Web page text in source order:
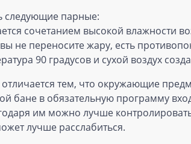
следующие парные:
сочетанием высокой влажности
не переносите жару, есть
90 градусов и сухой воздух
тем, что окружающие
бане в обязательную программу
им можно лучше
лучше расслабиться.